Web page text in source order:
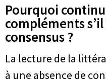
Pourquoi
compléments s’il
consensus ?
La lecture de la
à une absence de